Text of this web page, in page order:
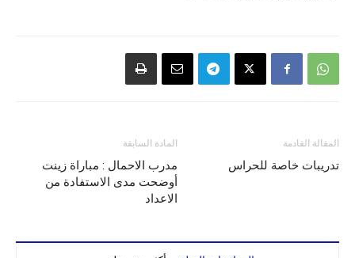
المادة السابقة
مدرب الاحمال : مباراة زينت
أوضحت مدى الاستفادة من
الاعداد
المقالة القادمة
تدريبات خاصة للحراس